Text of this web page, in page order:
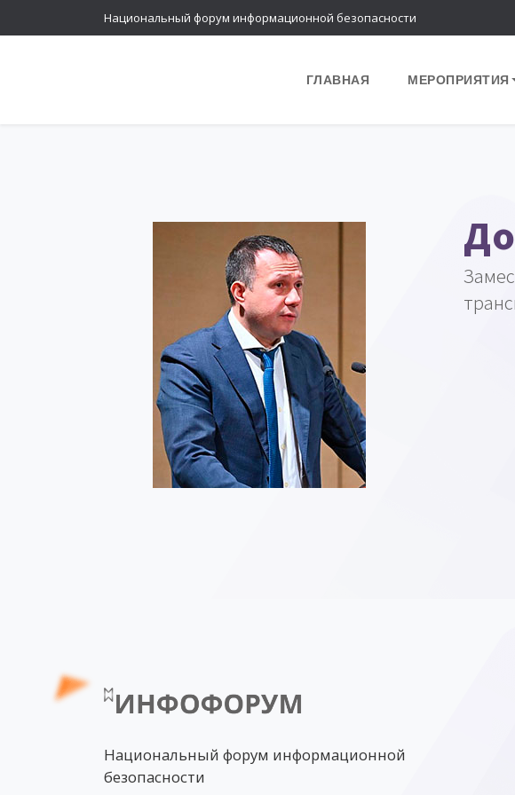
Национальный форум информационной безопасности
ГЛАВНАЯ МЕРОПРИЯТИЯ
Национальный форум информационной
безопасности